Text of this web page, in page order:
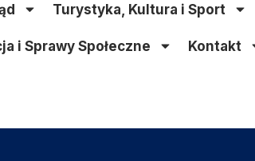
Turystyka, Kultura i Sport
i Sprawy Społeczne Kontakt